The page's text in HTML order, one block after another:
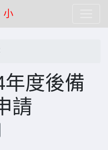
小
度後備
請